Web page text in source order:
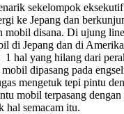
sekelompok
ke Jepang dan
mobil disana. Di ujung
di Jepang dan di
1 hal yang hilang dari
dipasang pada
mengetuk tepi pintu
mobil terpasang
hal semacam itu.